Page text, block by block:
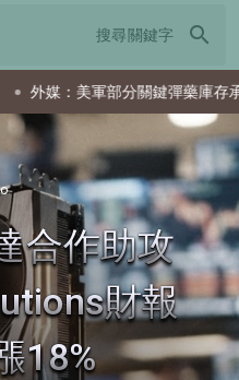
search
：美軍部分關鍵彈藥庫存承壓 戰備
合作助攻
財報
18%